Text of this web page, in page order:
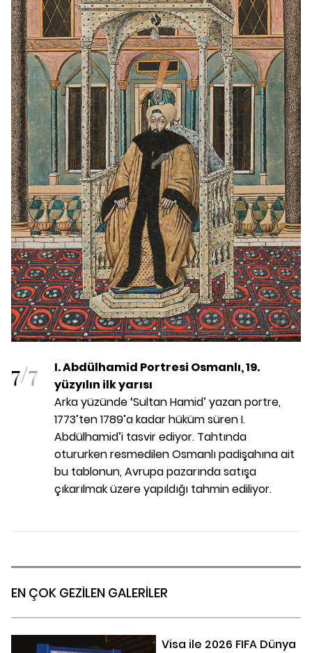
7/7
I. Abdülhamid Portresi Osmanlı, 19.
yüzyılın ilk yarısı
Arka yüzünde ‘Sultan Hamid’ yazan portre,
1773’ten 1789’a kadar hüküm süren I.
Abdülhamid’i tasvir ediyor. Tahtında
otururken resmedilen Osmanlı padişahına ait
bu tablonun, Avrupa pazarında satışa
çıkarılmak üzere yapıldığı tahmin ediliyor.
EN ÇOK GEZİLEN GALERİLER
Visa ile 2026 FIFA Dünya